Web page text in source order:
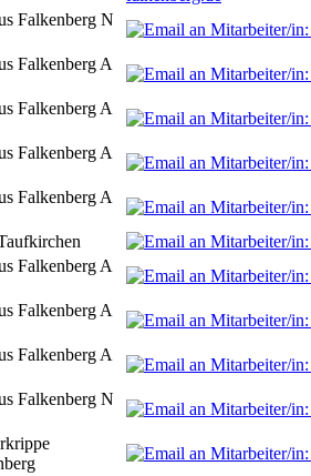
Falkenberg N
Falkenberg A
Falkenberg A
Falkenberg A
Falkenberg A
Falkenberg A
Falkenberg A
Falkenberg A
Falkenberg N